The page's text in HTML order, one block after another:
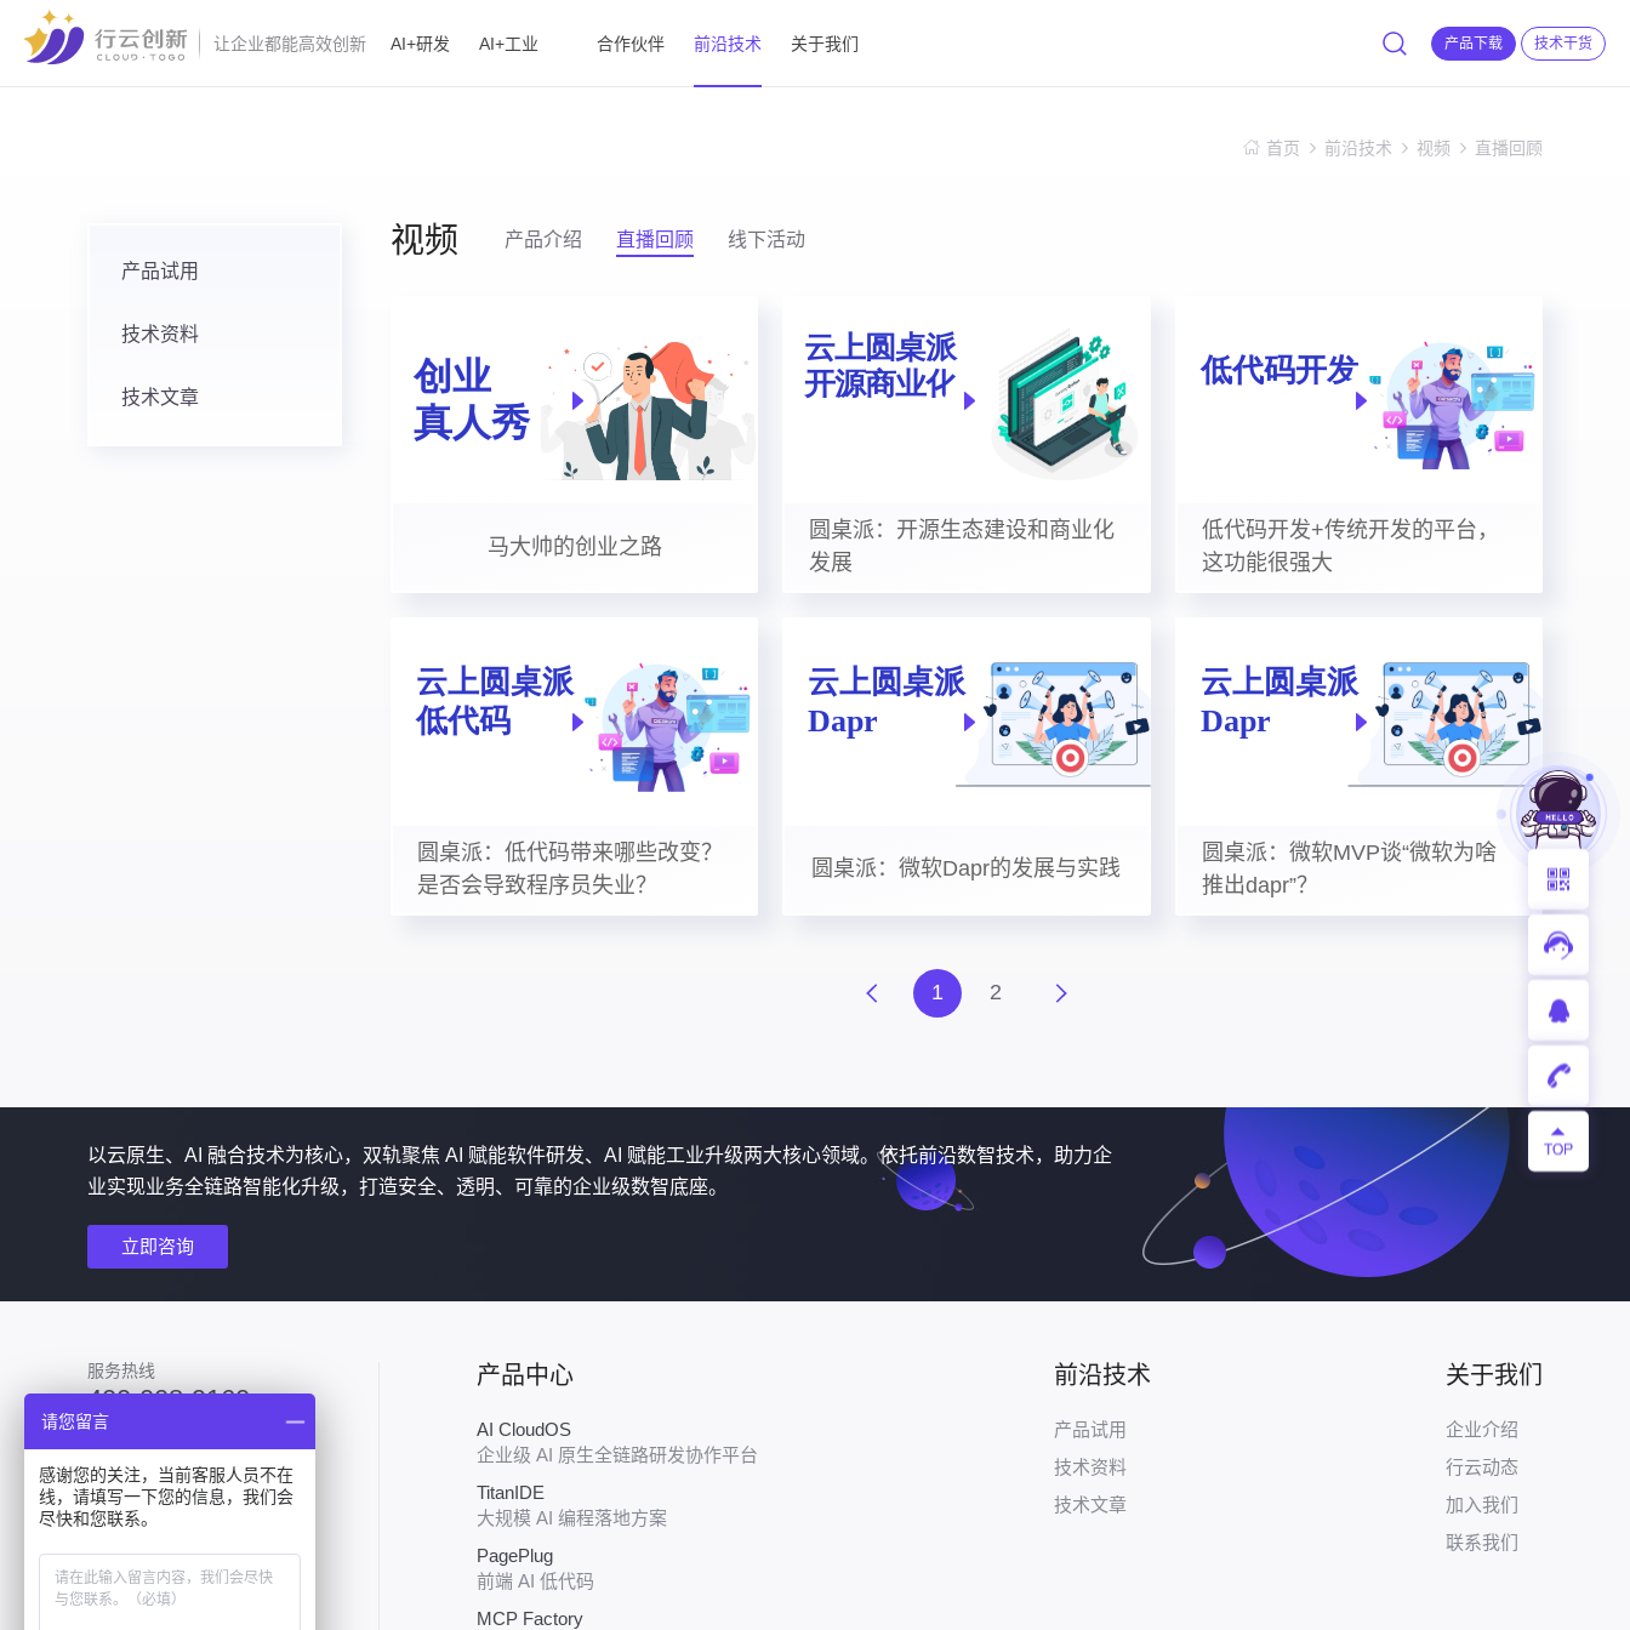
让企业都能高效创新 产品下载 技术干货
AI+研发 AI+工业 合作伙伴 前沿技术 关于我们
首页 前沿技术 视频 直播回顾
产品试用
技术资料
技术文章
视频 产品介绍 直播回顾 线下活动
马大帅的创业之路
圆桌派：开源生态建设和商业化
发展
低代码开发+传统开发的平台，
这功能很强大
圆桌派：低代码带来哪些改变？
是否会导致程序员失业？
圆桌派：微软Dapr的发展与实践
圆桌派：微软MVP谈“微软为啥
推出dapr”？
1 2
以云原生、AI 融合技术为核心，双轨聚焦 AI 赋能软件研发、AI 赋能工业升级两大核心领域。依托前沿数智技术，助力企
业实现业务全链路智能化升级，打造安全、透明、可靠的企业级数智底座。
立即咨询
服务热线
400-008-9160
产品中心
AI CloudOS
企业级 AI 原生全链路研发协作平台
TitanIDE
大规模 AI 编程落地方案
PagePlug
前端 AI 低代码
MCP Factory
前沿技术
产品试用
技术资料
技术文章
关于我们
企业介绍
行云动态
加入我们
联系我们
请您留言
感谢您的关注，当前客服人员不在
线，请填写一下您的信息，我们会
尽快和您联系。